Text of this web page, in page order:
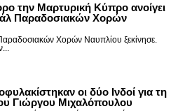
την Μαρτυρική Κύπρο ανοίγει
Παραδοσιακών Χορών
Χορών Ναυπλίου ξεκίνησε.
οι δύο Ινδοί για τη
Γιώργου Μιχαλόπουλου